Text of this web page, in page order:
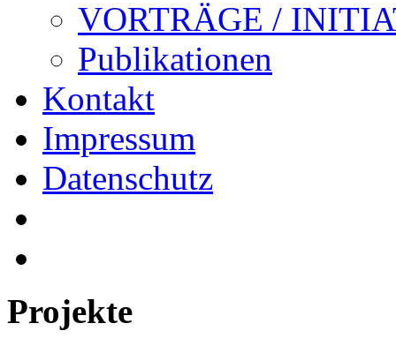
VORTRÄGE /
Publikationen
Kontakt
Impressum
Datenschutz
Projekte